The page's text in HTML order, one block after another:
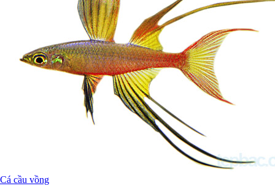
Cá cầu vồng